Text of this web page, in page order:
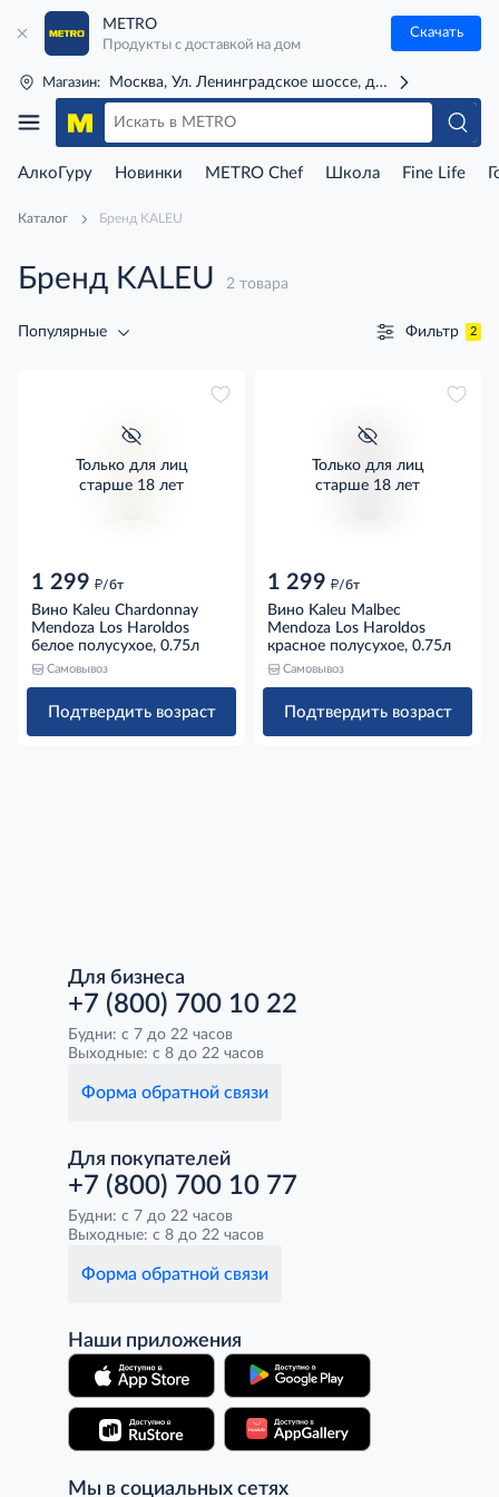
METRO
Продукты с доставкой на дом
Скачать
Магазин: Москва, Ул. Ленинградское шоссе, д. 71Г (м. Речной
АлкоГуру Новинки METRO Chef Школа Fine Life
Каталог Бренд KALEU
Бренд KALEU 2 товара
Популярные Фильтр 2
Только для лиц
старше 18 лет
1 299 д/бт
Вино Kaleu Chardonnay
Mendoza Los Haroldos
белое полусухое, 0.75л
Самовывоз
Подтвердить возраст
Только для лиц
старше 18 лет
1 299 д/бт
Вино Kaleu Malbec
Mendoza Los Haroldos
красное полусухое, 0.75л
Самовывоз
Подтвердить возраст
Для бизнеса
+7 (800) 700 10 22
Будни: с 7 до 22 часов
Выходные: с 8 до 22 часов
Форма обратной связи
Для покупателей
+7 (800) 700 10 77
Будни: с 7 до 22 часов
Выходные: с 8 до 22 часов
Форма обратной связи
Наши приложения
Мы в социальных сетях